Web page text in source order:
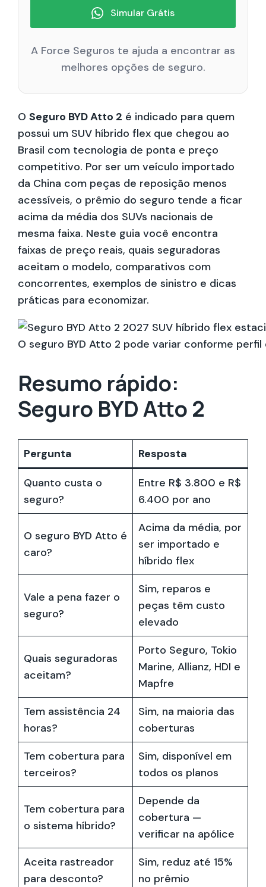
Simular Grátis
A Force Seguros te ajuda a encontrar as
melhores opções de seguro.
O Seguro BYD Atto 2 é indicado para quem
possui um SUV híbrido flex que chegou ao
Brasil com tecnologia de ponta e preço
competitivo. Por ser um veículo importado
da China com peças de reposição menos
acessíveis, o prêmio do seguro tende a ficar
acima da média dos SUVs nacionais de
mesma faixa. Neste guia você encontra
faixas de preço reais, quais seguradoras
aceitam o modelo, comparativos com
concorrentes, exemplos de sinistro e dicas
práticas para economizar.
O seguro BYD Atto 2 pode variar conforme
Resumo rápido:
Seguro BYD Atto 2
Pergunta Resposta
Quanto custa o
seguro?
Entre R$ 3.800 e R$
6.400 por ano
O seguro BYD Atto é
caro?
Acima da média, por
ser importado e
híbrido flex
Vale a pena fazer o
seguro?
Sim, reparos e
peças têm custo
elevado
Quais seguradoras
aceitam?
Porto Seguro, Tokio
Marine, Allianz, HDI e
Mapfre
Tem assistência 24
horas?
Sim, na maioria das
coberturas
Tem cobertura para
terceiros?
Sim, disponível em
todos os planos
Tem cobertura para
o sistema híbrido?
Depende da
cobertura —
verificar na apólice
Aceita rastreador
para desconto?
Sim, reduz até 15%
no prêmio